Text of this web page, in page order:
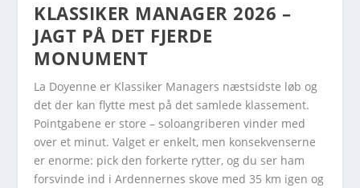
KLASSIKER MANAGER 2026 –
JAGT PÅ DET FJERDE
MONUMENT
La Doyenne er Klassiker Managers næstsidste løb og
det der kan flytte mest på det samlede klassement.
Pointgabene er store – soloangriberen vinder med
over et minut. Valget er enkelt, men konsekvenserne
er enorme: pick den forkerte rytter, og du ser ham
forsvinde ind i Ardennernes skove med 35 km igen og